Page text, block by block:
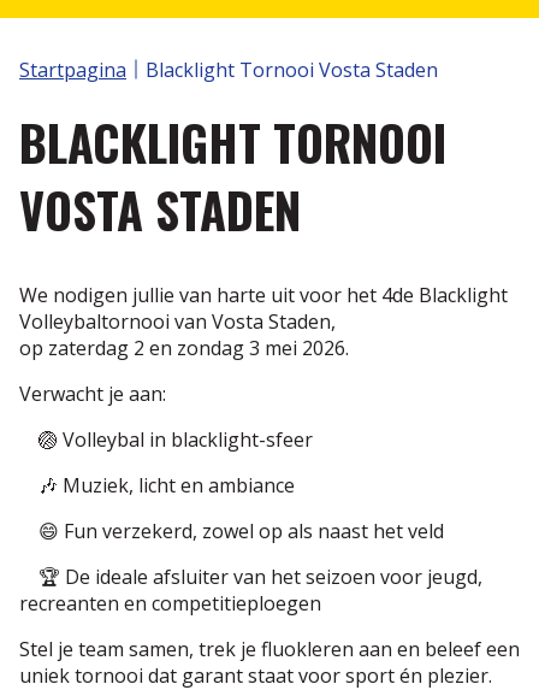
Annorama
Volleytoer
Selectiewerking
Recreatie
Reglementen
Internationale spelregels IVS
Protocol
Statuut van de Scheidsrechter
plezanter....
Scheidsrechterspolo
Startpagina Blacklight Tornooi Vosta Staden
BLACKLIGHT TORNOOI
VOSTA STADEN
We nodigen jullie van harte uit voor het 4de Blacklight
Volleybaltornooi van Vosta Staden,
op zaterdag 2 en zondag 3 mei 2026.
Verwacht je aan:
🏐 Volleybal in blacklight-sfeer
🎶 Muziek, licht en ambiance
😄 Fun verzekerd, zowel op als naast het veld
🏆 De ideale afsluiter van het seizoen voor jeugd,
recreanten en competitieploegen
Stel je team samen, trek je fluokleren aan en beleef een
uniek tornooi dat garant staat voor sport én plezier.